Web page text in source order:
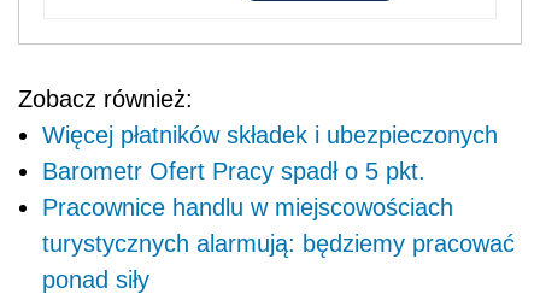
Zobacz również:
Więcej płatników składek i ubezpieczonych
Barometr Ofert Pracy spadł o 5 pkt.
Pracownice handlu w miejscowościach
turystycznych alarmują: będziemy pracować
ponad siły